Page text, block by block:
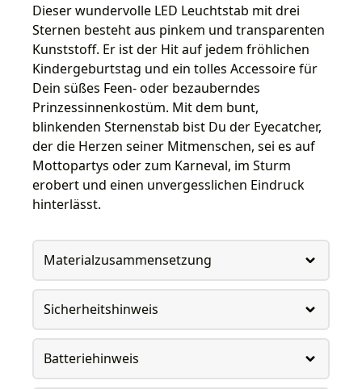
Dieser wundervolle LED Leuchtstab mit drei
Sternen besteht aus pinkem und transparenten
Kunststoff. Er ist der Hit auf jedem fröhlichen
Kindergeburtstag und ein tolles Accessoire für
Dein süßes Feen- oder bezauberndes
Prinzessinnenkostüm. Mit dem bunt,
blinkenden Sternenstab bist Du der Eyecatcher,
der die Herzen seiner Mitmenschen, sei es auf
Mottopartys oder zum Karneval, im Sturm
erobert und einen unvergesslichen Eindruck
hinterlässt.
Materialzusammensetzung
Sicherheitshinweis
Batteriehinweis